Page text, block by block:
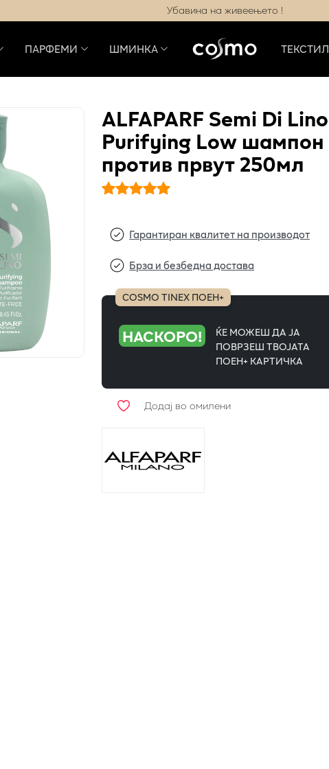
Убавина на живеењето !
ПАРФЕМИ ШМИНКА ТЕКСТИЛ
ALFAPARF Semi Di Lino
Purifying Low шампон
против првут 250мл
Гарантиран квалитет на производот
Брза и безбедна достава
COSMO TINEX ПОЕН+
НАСКОРО!
ЌЕ МОЖЕШ ДА ЈА
ПОВРЗЕШ ТВОЈАТА
ПОЕН+ КАРТИЧКА
Додај во омилени